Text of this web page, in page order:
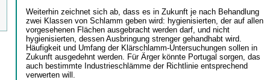
Weiterhin zeichnet sich ab, dass es in Zukunft je nach Behandlung
zwei Klassen von Schlamm geben wird: hygienisierten, der auf allen
vorgesehenen Flächen ausgebracht werden darf, und nicht
hygienisierten, dessen Ausbringung strenger gehandhabt wird.
Häufigkeit und Umfang der Klärschlamm-Untersuchungen sollen in
Zukunft ausgedehnt werden. Für Ärger könnte Portugal sorgen, das
auch bestimmte Industrieschlämme der Richtlinie entsprechend
verwerten will.